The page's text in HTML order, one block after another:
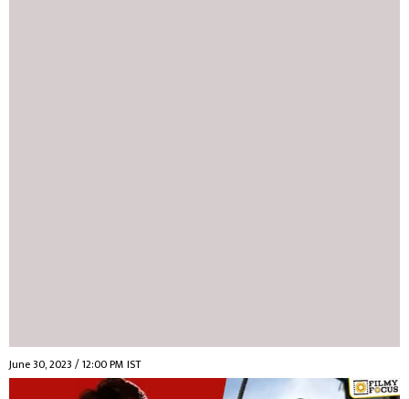
June 30, 2023 / 12:00 PM IST